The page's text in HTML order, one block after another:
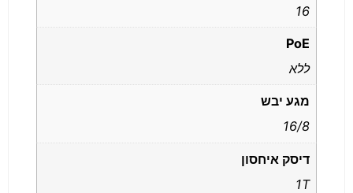
16
PoE
ללא
מגע יבש
16/8
דיסק איחסון
1T